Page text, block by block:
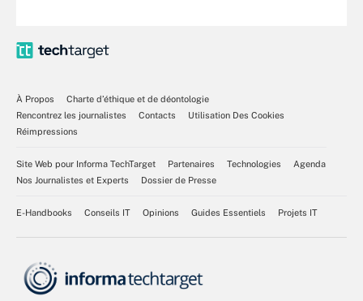
À Propos
Charte d’éthique et de déontologie
Rencontrez les journalistes
Contacts
Utilisation Des Cookies
Réimpressions
Site Web pour Informa TechTarget Partenaires Technologies
Agenda
Nos Journalistes et Experts
Dossier de Presse
E-Handbooks Conseils IT Opinions Guides Essentiels Projets IT